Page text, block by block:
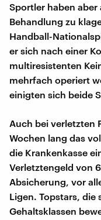
Sportler haben
Behandlung zu
Handball-
er sich nach einer
multiresistenten
mehrfach operiert
einigten sich beide
Auch bei verletzten
Wochen lang das
die Krankenkasse
Verletztengeld von
Absicherung, vor
Ligen. Topstars, die
Gehaltsklassen